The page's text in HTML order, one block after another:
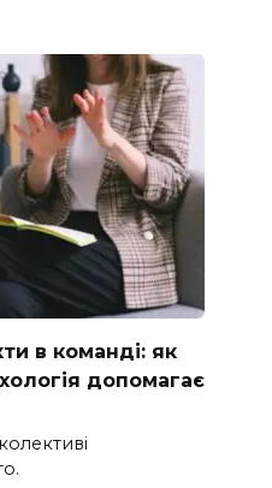
в команді: як
допомагає